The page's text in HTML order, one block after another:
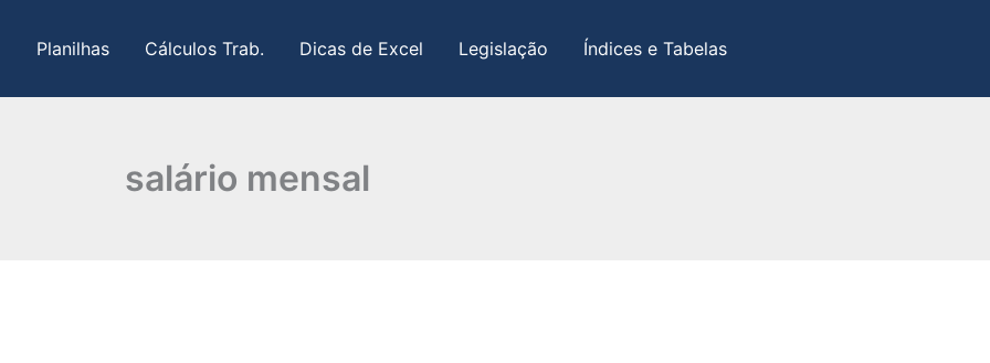
Planilhas Cálculos Trab. Dicas de Excel Legislação Índices e Tabelas
salário mensal